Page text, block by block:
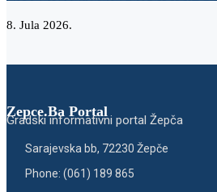
8. Jula 2026.
Zepce.Ba Portal
Gradski informativni portal Žepča
Sarajevska bb, 72230 Žepče
Phone: (061) 189 865